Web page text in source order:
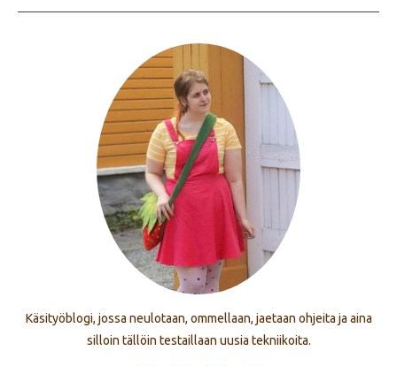
Käsityöblogi, jossa neulotaan, ommellaan, jaetaan ohjeita ja aina
silloin tällöin testaillaan uusia tekniikoita.